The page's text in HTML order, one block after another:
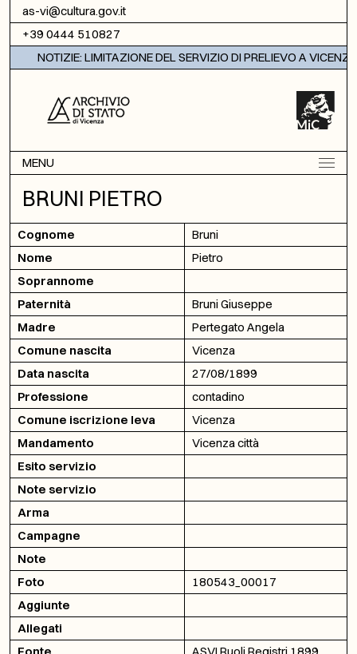
Vai al contenuto
as-vi@cultura.gov.it
+39 0444 510827
NOTIZIE: LIMITAZIONE DEL SERVIZIO DI PRELIEVO A VICENZA
MENU
BRUNI PIETRO
Cognome
Bruni
Nome
Pietro
Soprannome
Paternità
Bruni Giuseppe
Madre
Pertegato Angela
Comune nascita
Vicenza
Data nascita
27/08/1899
Professione
contadino
Comune iscrizione leva
Vicenza
Mandamento
Vicenza città
Esito servizio
Note servizio
Arma
Campagne
Note
Foto
180543_00017
Aggiunte
Allegati